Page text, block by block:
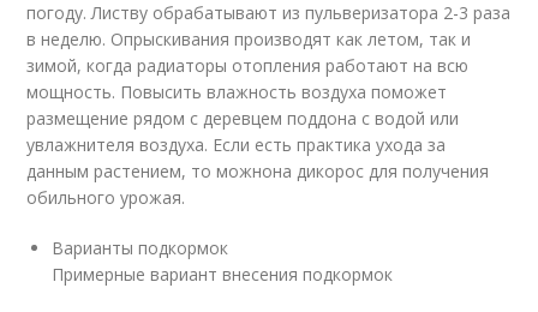
погоду. Листву обрабатывают из пульверизатора 2-3 раза
в неделю. Опрыскивания производят как летом, так и
зимой, когда радиаторы отопления работают на всю
мощность. Повысить влажность воздуха поможет
размещение рядом с деревцем поддона с водой или
увлажнителя воздуха. Если есть практика ухода за
данным растением, то можнона дикорос для получения
обильного урожая.
Варианты подкормок
Примерные вариант внесения подкормок